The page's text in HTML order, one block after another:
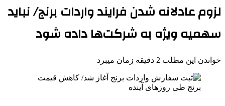
لزوم عادلانه شدن فرایند واردات برنج/ نباید
سهمیه ویژه به شرکت‌ها داده شود
خواندن این مطلب 2 دقیقه زمان میبرد